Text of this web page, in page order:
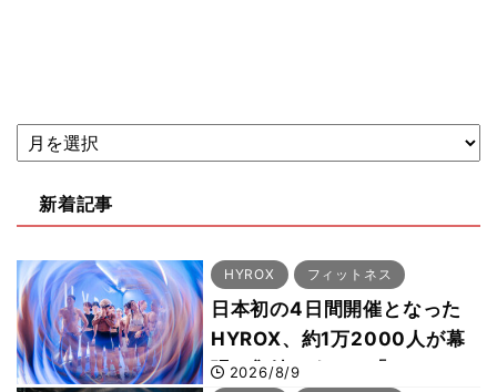
新着記事
HYROX フィットネス
日本初の4日間開催となった
HYROX、約1万2000人が幕
張に集結 すでに「2028、
2026/8/9